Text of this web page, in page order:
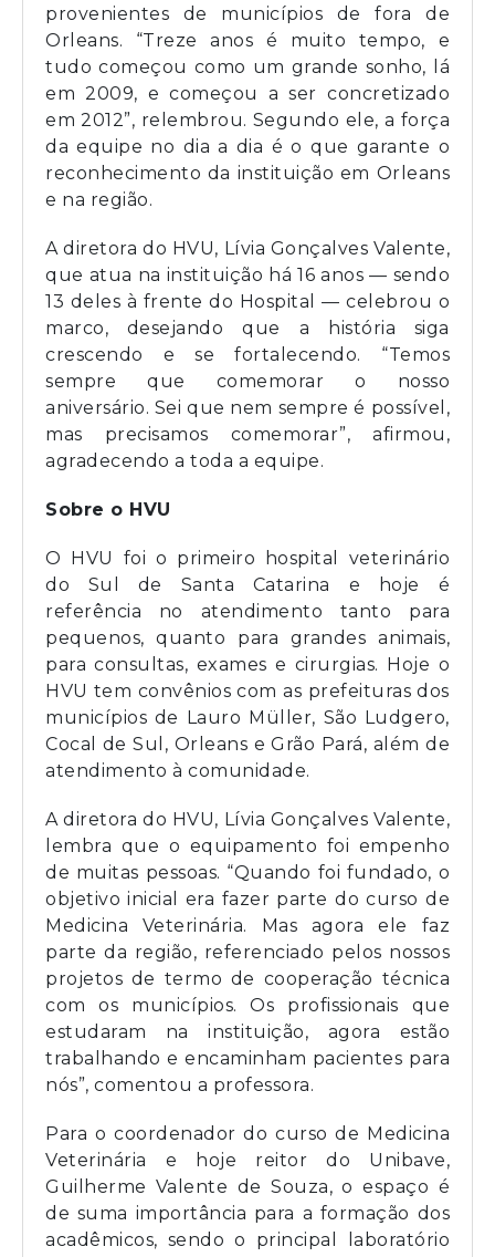
provenientes de municípios de fora de
Orleans. “Treze anos é muito tempo, e
tudo começou como um grande sonho, lá
em 2009, e começou a ser concretizado
em 2012”, relembrou. Segundo ele, a força
da equipe no dia a dia é o que garante o
reconhecimento da instituição em Orleans
e na região.
A diretora do HVU, Lívia Gonçalves Valente,
que atua na instituição há 16 anos — sendo
13 deles à frente do Hospital — celebrou o
marco, desejando que a história siga
crescendo e se fortalecendo. “Temos
sempre que comemorar o nosso
aniversário. Sei que nem sempre é possível,
mas precisamos comemorar”, afirmou,
agradecendo a toda a equipe.
Sobre o HVU
O HVU foi o primeiro hospital veterinário
do Sul de Santa Catarina e hoje é
referência no atendimento tanto para
pequenos, quanto para grandes animais,
para consultas, exames e cirurgias. Hoje o
HVU tem convênios com as prefeituras dos
municípios de Lauro Müller, São Ludgero,
Cocal de Sul, Orleans e Grão Pará, além de
atendimento à comunidade.
A diretora do HVU, Lívia Gonçalves Valente,
lembra que o equipamento foi empenho
de muitas pessoas. “Quando foi fundado, o
objetivo inicial era fazer parte do curso de
Medicina Veterinária. Mas agora ele faz
parte da região, referenciado pelos nossos
projetos de termo de cooperação técnica
com os municípios. Os profissionais que
estudaram na instituição, agora estão
trabalhando e encaminham pacientes para
nós”, comentou a professora.
Para o coordenador do curso de Medicina
Veterinária e hoje reitor do Unibave,
Guilherme Valente de Souza, o espaço é
de suma importância para a formação dos
acadêmicos, sendo o principal laboratório